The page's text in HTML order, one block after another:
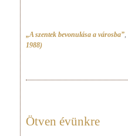
„A szentek bevonulása a városba”
1988)
Ötven évünkre